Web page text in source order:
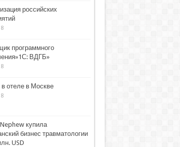
российских
программного
ВДГБ»
в отеле в Москве
купила
бизнес травматологии
USD